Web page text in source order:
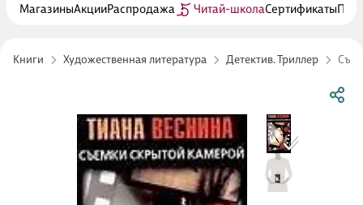
МагазиныАкцииРаспродажа Читай-школаСертификаты
Книги Художественная литература Детектив. Триллер